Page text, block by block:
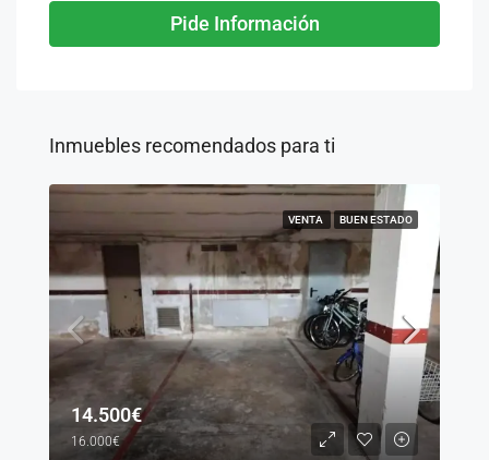
Pide Información
Inmuebles recomendados para ti
VENTA BUEN ESTADO
14.500€
16.000€